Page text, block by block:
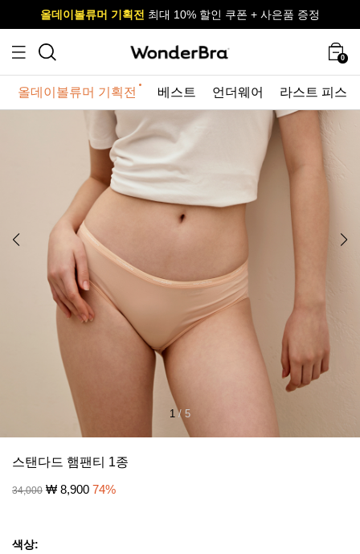
사이즈 무료 교환 서비스
올데이볼류머 기획전 최대 10% 할인 쿠폰 + 사은품 증정
사이즈 무료 교환 서비스
올데이볼류머 기획전
0
올데이볼류머 기획전 베스트 언더웨어 라스트 피스
1 / 5
스탠다드 햄팬티 1종
34,000 ₩ 8,900 74%
색상: